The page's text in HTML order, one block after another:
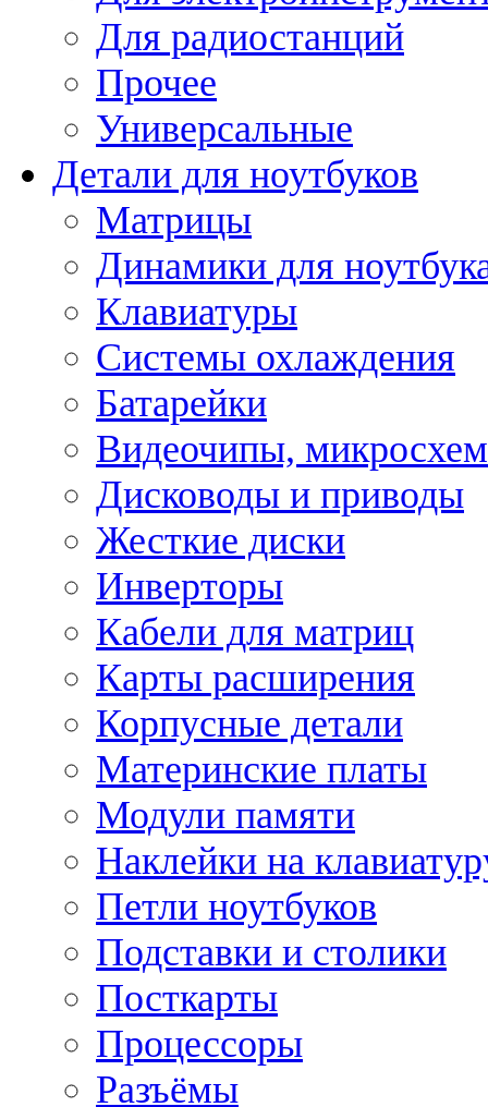
Для радиостанций
Прочее
Универсальные
Детали для ноутбуков
Матрицы
Динамики для
Клавиатуры
Системы охлаждения
Батарейки
Видеочипы,
Дисководы и приводы
Жесткие диски
Инверторы
Кабели для матриц
Карты расширения
Корпусные детали
Материнские платы
Модули памяти
Наклейки на
Петли ноутбуков
Подставки и столики
Посткарты
Процессоры
Разъёмы